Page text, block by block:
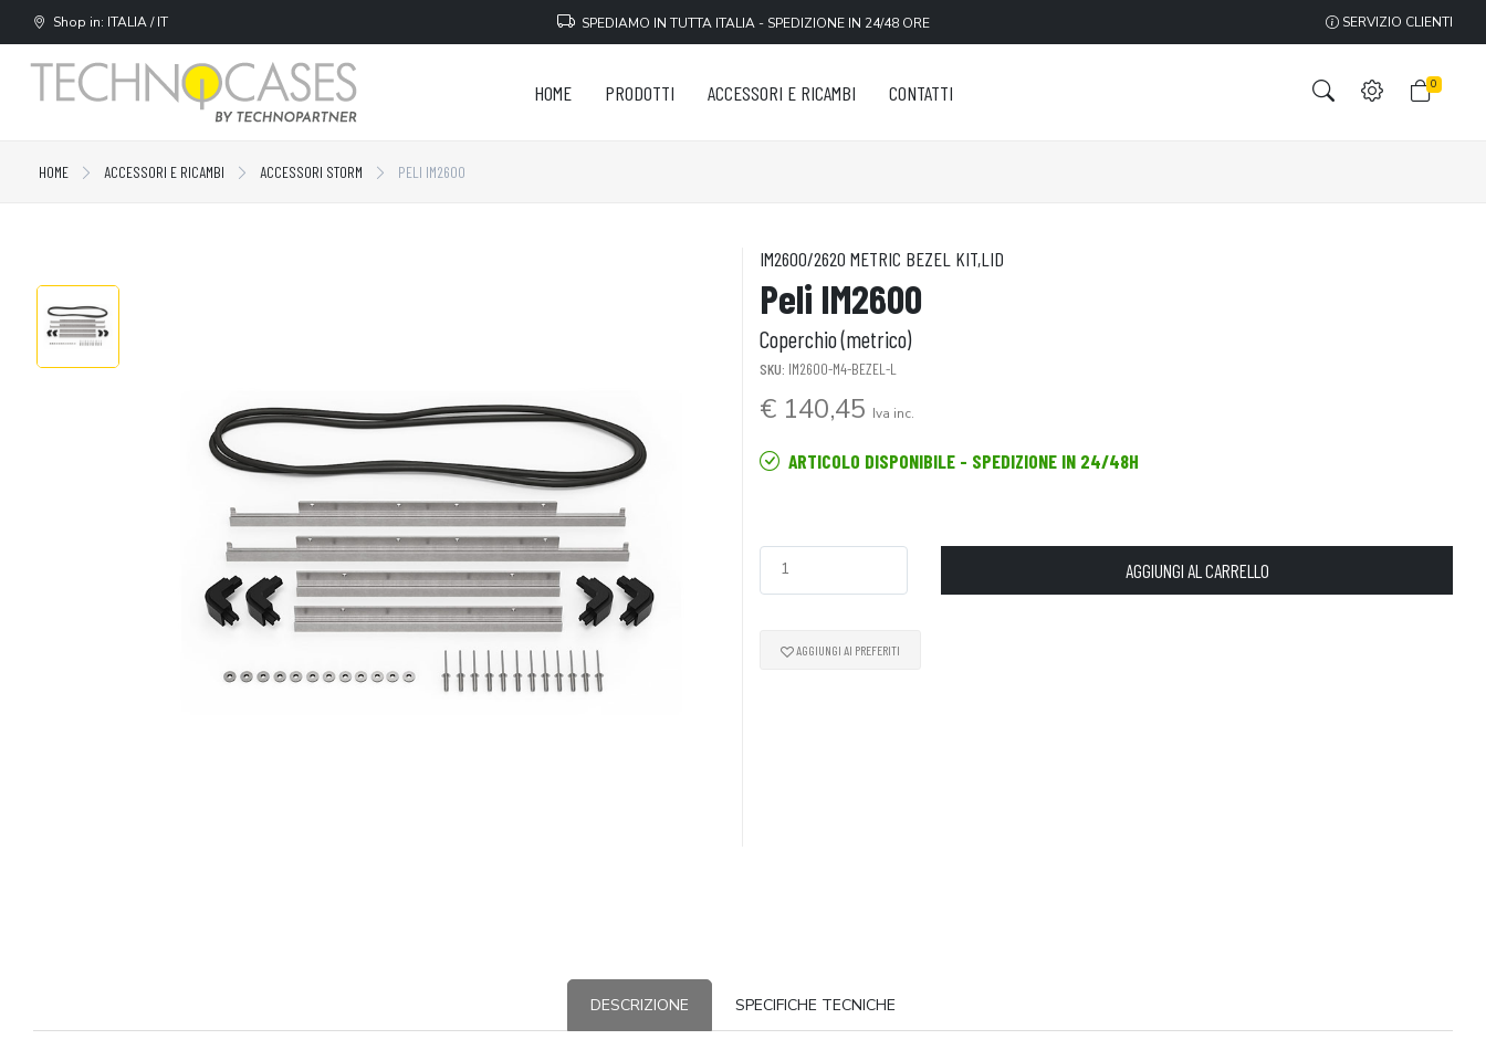
Shop in: ITALIA / IT SPEDIAMO IN TUTTA ITALIA - SPEDIZIONE IN 24/48 ORE SERVIZIO CLIENTI
HOME PRODOTTI ACCESSORI E RICAMBI CONTATTI 0
HOME ACCESSORI E RICAMBI ACCESSORI STORM PELI IM2600
IM2600/2620 METRIC BEZEL KIT,LID
Peli IM2600
Coperchio (metrico)
SKU: IM2600-M4-BEZEL-L
€ 140,45 Iva inc.
ARTICOLO DISPONIBILE - SPEDIZIONE IN 24/48H
AGGIUNGI AL CARRELLO
AGGIUNGI AI PREFERITI
DESCRIZIONE SPECIFICHE TECNICHE